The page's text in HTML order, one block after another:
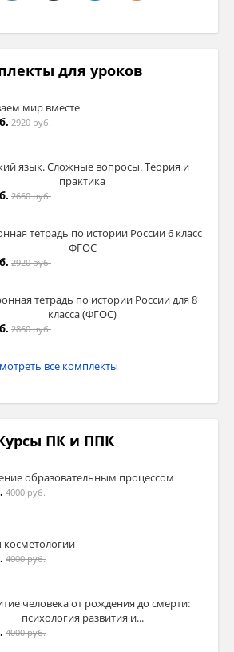
для уроков
мир вместе
2920 руб.
язык. Сложные вопросы. Теория и
практика
2660 руб.
тетрадь по истории России 6 класс
ФГОС
2920 руб.
тетрадь по истории России для 8
класса (ФГОС)
2860 руб.
все комплекты
ПК и ППК
образовательным процессом
4000 руб.
4000 руб.
человека от рождения до смерти:
психология развития и...
4000 руб.